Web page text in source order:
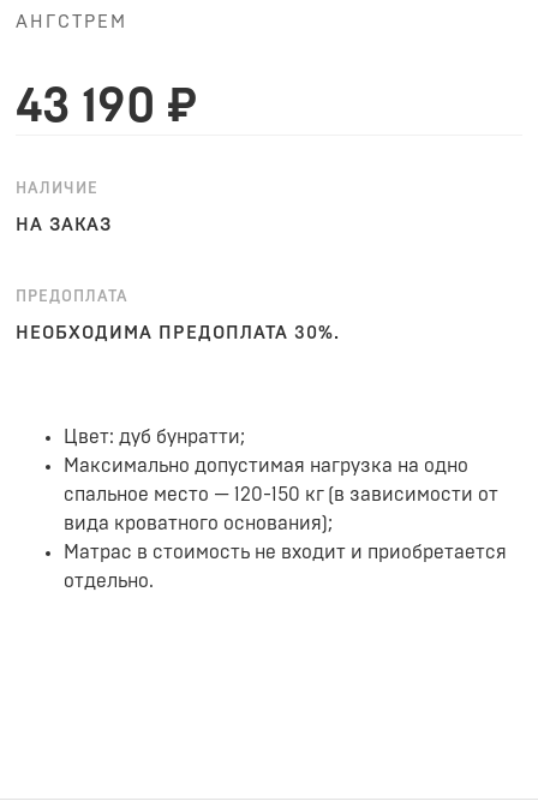
АНГСТРЕМ
43 190 ₽
НАЛИЧИЕ
НА ЗАКАЗ
ПРЕДОПЛАТА
НЕОБХОДИМА ПРЕДОПЛАТА 30%.
Цвет: дуб бунратти;
Максимально допустимая нагрузка на одно
спальное место — 120-150 кг (в зависимости от
вида кроватного основания);
Матрас в стоимость не входит и приобретается
отдельно.